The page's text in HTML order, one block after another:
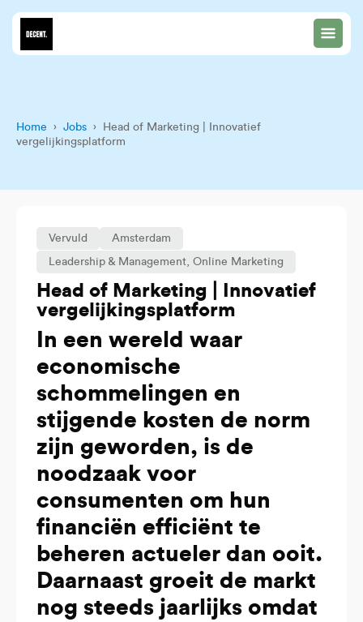
Home › Jobs › Head of Marketing | Innovatief
vergelijkingsplatform
Vervuld Amsterdam
Leadership & Management, Online Marketing
Head of Marketing | Innovatief
vergelijkingsplatform
In een wereld waar
economische
schommelingen en
stijgende kosten de norm
zijn geworden, is de
noodzaak voor
consumenten om hun
financiën efficiënt te
beheren actueler dan ooit.
Daarnaast groeit de markt
nog steeds jaarlijks omdat